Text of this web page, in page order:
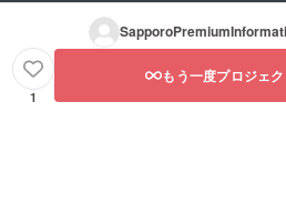
1
もう一度プロジェ